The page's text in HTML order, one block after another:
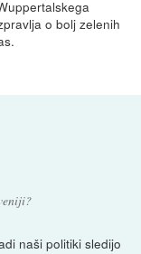
o bolj zelenih
naši politiki sledijo